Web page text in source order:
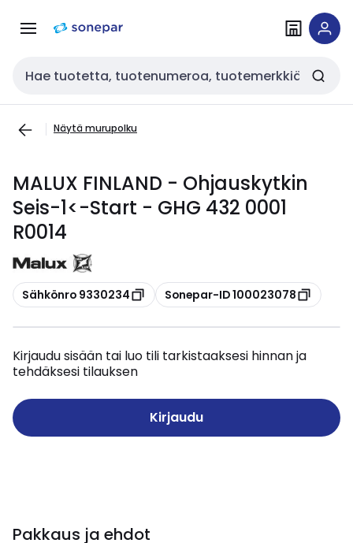
navigointiinsisältöön
Haku
Näytä murupolku
MALUX FINLAND - Ohjauskytkin
Seis-1<-Start - GHG 432 0001
R0014
Kopioi
Sähkönro 9330234 Kopioi
Sonepar-ID 100023078
Kirjaudu sisään tai luo tili tarkistaaksesi hinnan ja
tehdäksesi tilauksen
Kirjaudu
Pakkaus ja ehdot